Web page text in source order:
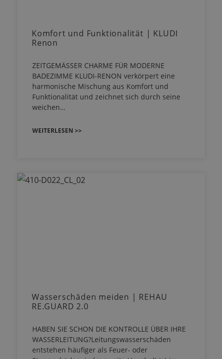
Komfort und Funktionalität | KLUDI
Renon
ZEITGEMÄSSER CHARME FÜR MODERNE
BADEZIMME KLUDI-RENON verkörpert eine
harmonische Mischung aus Komfort und
Funktionalität und zeichnet sich durch seine
weichen…
WEITERLESEN >>
Wasserschäden meiden | REHAU
RE.GUARD 2.0
HABEN SIE SCHON DIE KONTROLLE ÜBER IHRE
WASSERLEITUNG?Leitungswasserschäden
entstehen häufiger als Feuer- oder